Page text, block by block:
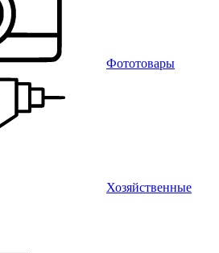
Фототовары
Хозяйственные